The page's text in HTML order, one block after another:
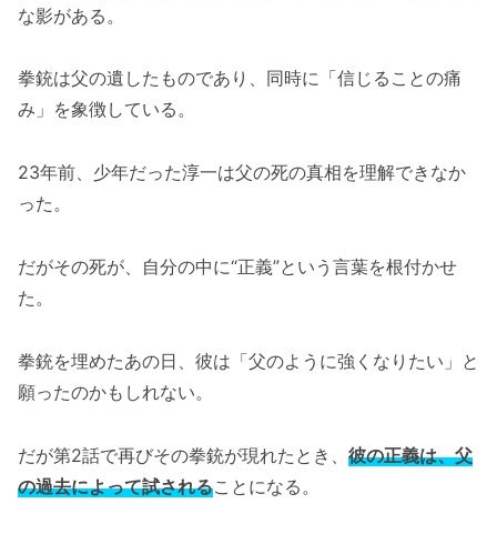
な影がある。
拳銃は父の遺したものであり、同時に「信じることの痛
み」を象徴している。
23年前、少年だった淳一は父の死の真相を理解できなか
った。
だがその死が、自分の中に“正義”という言葉を根付かせ
た。
拳銃を埋めたあの日、彼は「父のように強くなりたい」と
願ったのかもしれない。
だが第2話で再びその拳銃が現れたとき、 彼の正義は、父
の過去によって試されることになる。